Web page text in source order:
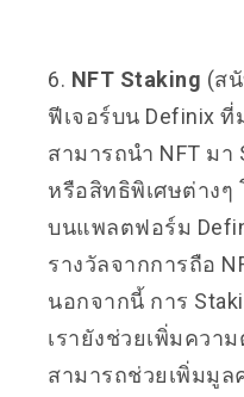
6. NFT Staking (ส
ฟีเจอร์บน Definix
สามารถนำ NFT มา
หรือสิทธิพิเศษต่างๆ
บนแพลตฟอร์ม
รางวัลจากการถือ
นอกจากนี้ การ
เรายังช่วยเพิ่มควา
สามารถช่วยเพิ่มมูล